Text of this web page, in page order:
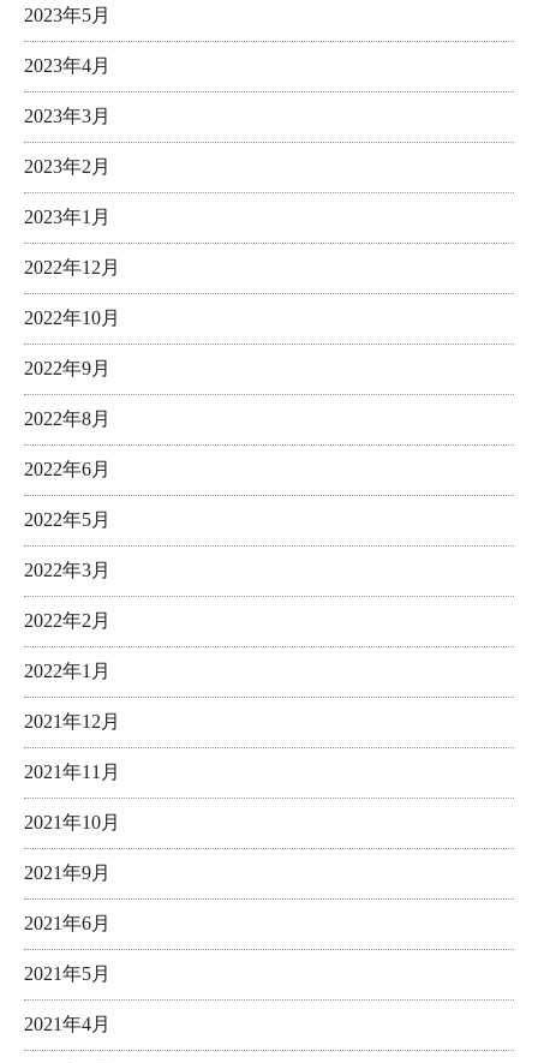
2023年5月
2023年4月
2023年3月
2023年2月
2023年1月
2022年12月
2022年10月
2022年9月
2022年8月
2022年6月
2022年5月
2022年3月
2022年2月
2022年1月
2021年12月
2021年11月
2021年10月
2021年9月
2021年6月
2021年5月
2021年4月